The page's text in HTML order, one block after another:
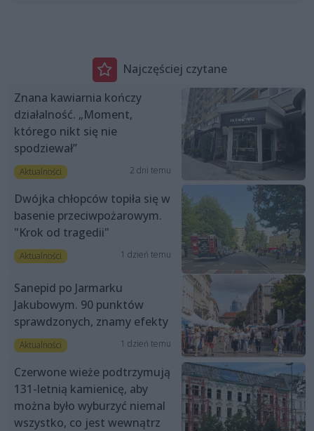
Najczęściej czytane
Znana kawiarnia kończy
działalność. „Moment,
którego nikt się nie
spodziewał”
Aktualności 2 dni temu
Dwójka chłopców topiła się w
basenie przeciwpożarowym.
"Krok od tragedii"
Aktualności 1 dzień temu
Sanepid po Jarmarku
Jakubowym. 90 punktów
sprawdzonych, znamy efekty
Aktualności 1 dzień temu
Czerwone wieże podtrzymują
131-letnią kamienicę, aby
można było wyburzyć niemal
wszystko, co jest wewnątrz